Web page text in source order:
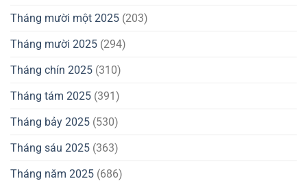
Tháng mười một 2025 (203)
Tháng mười 2025 (294)
Tháng chín 2025 (310)
Tháng tám 2025 (391)
Tháng bảy 2025 (530)
Tháng sáu 2025 (363)
Tháng năm 2025 (686)